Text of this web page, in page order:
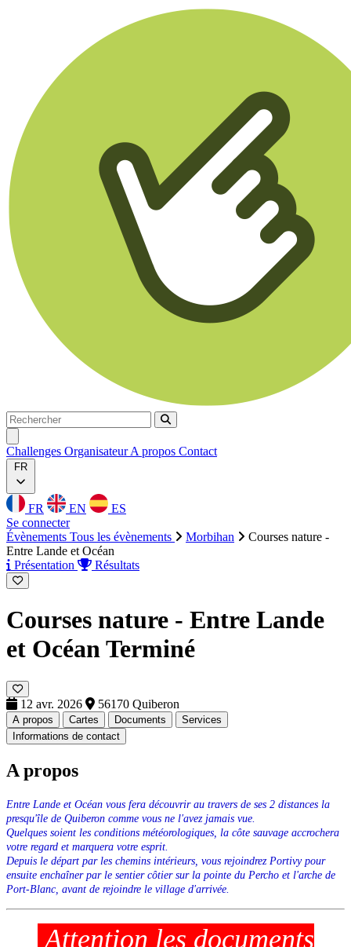
Rechercher
Rechercher
Challenges OrganisateurA propos Contact
FR
FR EN
ES
Se connecter
Évènements Tous les évènements Morbihan
Courses nature -
Entre Lande et Océan
Présentation
Résultats
Courses nature - Entre Lande
et OcéanTerminé
12 avr. 2026 56170 Quiberon
A propos Cartes Documents
Services
Informations de contact
A propos
Entre Lande et Océan vous fera découvrir au travers de ses 2 distances la
presqu'île de Quiberon comme vous ne l'avez jamais vue.
Quelques soient les conditions météorologiques, la côte sauvage accrochera
votre regard et marquera votre esprit.
Depuis le départ par les chemins intérieurs, vous rejoindrez Portivy pour
ensuite enchaîner par le sentier côtier sur la pointe du Percho et l'arche de
Port-Blanc, avant de rejoindre le village d'arrivée.
Attention les documents